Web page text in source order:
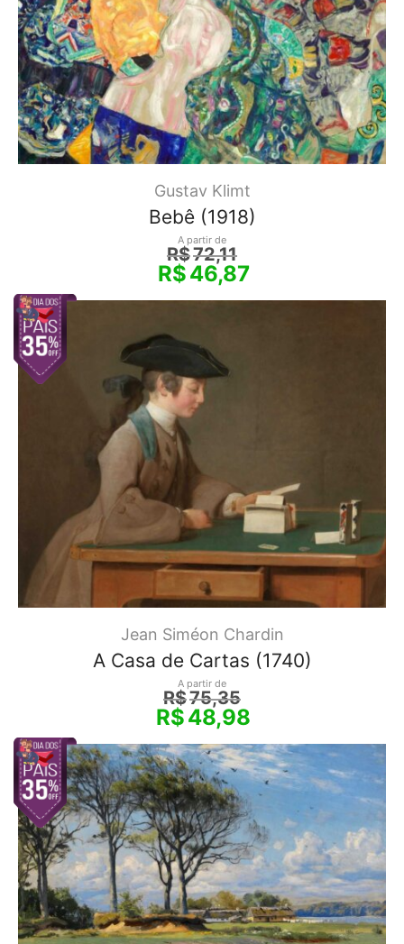
Gustav Klimt
Bebê (1918)
A partir de
R$72,11
R$46,87
Jean Siméon Chardin
A Casa de Cartas (1740)
A partir de
R$75,35
R$48,98